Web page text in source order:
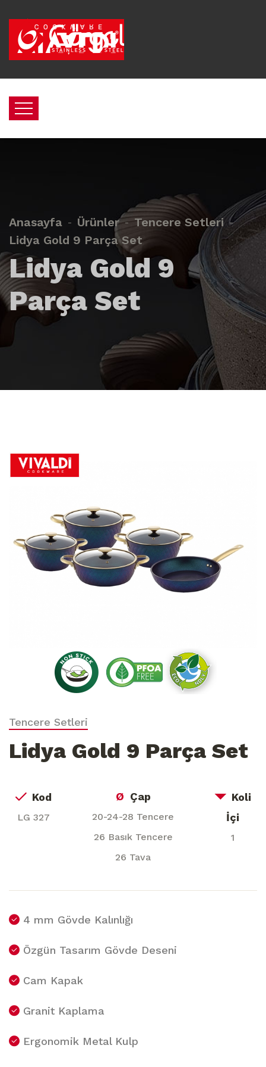
Anasayfa Ürünler
Tencere Setleri
Lidya Gold 9 Parça Set
Lidya Gold 9
Parça Set
Tencere Setleri
Lidya Gold 9 Parça Set
Kod
LG 327
Ø Çap
20-24-28 Tencere
26 Basık Tencere
26 Tava
Koli
İçi
1
4 mm Gövde Kalınlığı
Özgün Tasarım Gövde Deseni
Cam Kapak
Granit Kaplama
Ergonomik Metal Kulp